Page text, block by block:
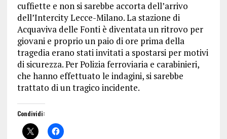
cuffiette e non si sarebbe accorta dell’arrivo
dell’Intercity Lecce-Milano. La stazione di
Acquaviva delle Fonti è diventata un ritrovo per
giovani e proprio un paio di ore prima della
tragedia erano stati invitati a spostarsi per motivi
di sicurezza. Per Polizia ferroviaria e carabinieri,
che hanno effettuato le indagini, si sarebbe
trattato di un tragico incidente.
Condividi: